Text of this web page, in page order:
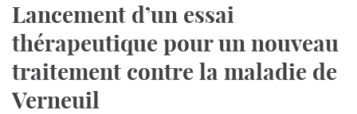
Lancement d’un essai
thérapeutique pour un nouveau
traitement contre la maladie de
Verneuil